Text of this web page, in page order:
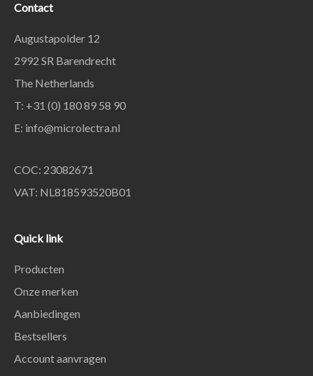
Contact
Augustapolder 12
2992 SR Barendrecht
The Netherlands
T: +31 (0) 180 89 58 90
E: info@microlectra.nl
COC: 23082671
VAT: NL818593520B01
Quick link
Producten
Onze merken
Aanbiedingen
Bestsellers
Account aanvragen